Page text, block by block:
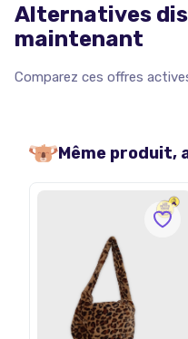
Alternatives
maintenant
Comparez ces offres
Même produit,